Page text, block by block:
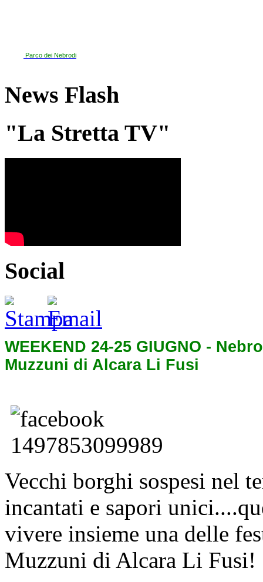
Parco dei Nebrodi
News Flash
"La Stretta TV"
Social
WEEKEND 24-25 GIUGNO -
Muzzuni di Alcara Li Fusi
Vecchi borghi sospesi nel
incantati e sapori
vivere insieme una delle
Muzzuni di Alcara Li Fusi!